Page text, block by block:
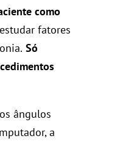
como
fatores
Só
ângulos
a